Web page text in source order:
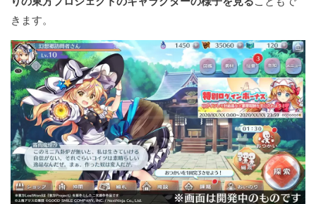
きます。